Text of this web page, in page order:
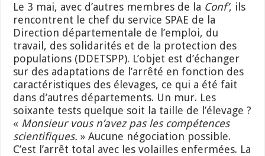
Le 3 mai, avec d’autres membres de la Conf’, ils
rencontrent le chef du service SPAE de la
Direction départementale de l’emploi, du
travail, des solidarités et de la protection des
populations (DDETSPP). L’objet est d’échanger
sur des adaptations de l’arrêté en fonction des
caractéristiques des élevages, ce qui a été fait
dans d’autres départements. Un mur. Les
soixante tests quelque soit la taille de l’élevage ?
« Monsieur vous n’avez pas les compétences
scientifiques. » Aucune négociation possible.
C’est l’arrêt total avec les volailles enfermées. La